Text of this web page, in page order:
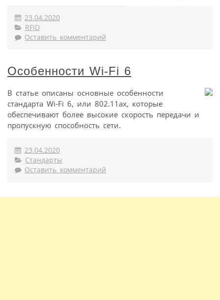
23.04.2020
RFID
Оставить комментарий
Особенности Wi-Fi 6
В статье описаны основные особенности
стандарта Wi-Fi 6, или 802.11ax, которые
обеспечивают более высокие скорость передачи и
пропускную способность сети.
23.04.2020
Стандарты
Оставить комментарий